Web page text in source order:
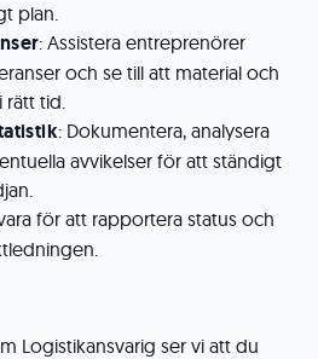
plan.
: Assistera entreprenörer
och se till att material och
rätt tid.
: Dokumentera, analysera
avvikelser för att ständigt
för att rapportera status och
Logistikansvarig ser vi att du